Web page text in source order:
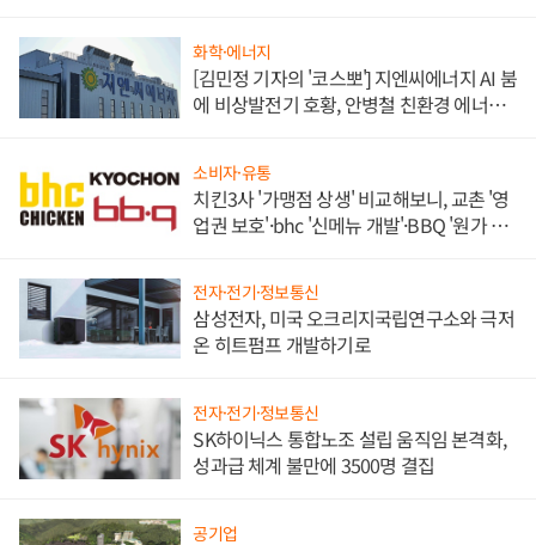
화학·에너지
[김민정 기자의 '코스뽀'] 지엔씨에너지 AI 붐
에 비상발전기 호황, 안병철 친환경 에너지
소비자·유통
치킨3사 '가맹점 상생' 비교해보니, 교촌 '영
업권 보호'·bhc '신메뉴 개발'·BBQ '원가 부
전자·전기·정보통신
삼성전자, 미국 오크리지국립연구소와 극저
온 히트펌프 개발하기로
전자·전기·정보통신
SK하이닉스 통합노조 설립 움직임 본격화,
성과급 체계 불만에 3500명 결집
공기업